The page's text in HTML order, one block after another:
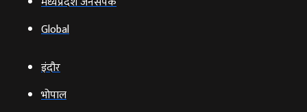
Global
इंदौर
भोपाल